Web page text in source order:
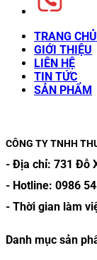
TRANG CHỦ
GIỚI THIỆU
LIÊN HỆ
TIN TỨC
SẢN PHẨM
CÔNG TY TNHH
- Địa chỉ: 731 Đỗ
- Hotline: 0986
- Thời gian làm
Danh mục sản